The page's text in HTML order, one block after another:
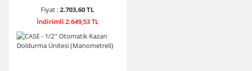
Fiyat :2.703,60 TL
İndirimli 2.649,53 TL